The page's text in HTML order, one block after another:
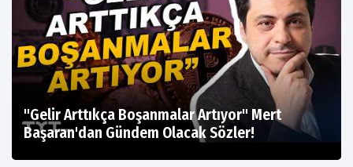
"Gelir Arttıkça Boşanmalar Artıyor" Mert
Başaran'dan Gündem Olacak Sözler!